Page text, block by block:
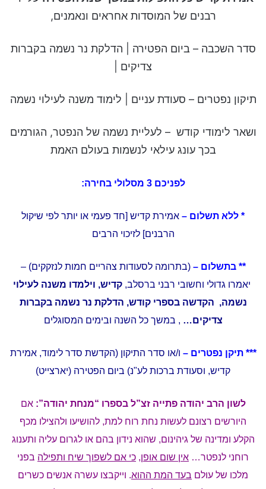
רבנים של המוסדות אחראים ונאמנים,
סדר השכבה – ביום הפטירה | הדלקת נר נשמה בקברות
צדיקים |
תיקון נפטרים – סעודת עניים | לימוד משנה לעילוי נשמה
ושאר לימודי קודש – לעליית נשמה של הנפטר, הגורמים
בכך עונג עילאי לנשמות בעולם האמת
לפניכם 3 מסלולי בחירה:
* ללא תשלום – אמירת קדיש [חד פעמי או יותר לפי שיקול
הרבנים] לזיכוי הרבים
** בתשלום – (בתרומה לסעודות צהריים חמות לנזקקים) –
יאמרו גדולי וחשובי רבני ברסלב, קדיש, וילמדו משנה לעילוי
נשמה, הקדשה בספרי קודש, הדלקת נר נשמה בקברות
צדיקים… , במשך כל השנה ובימים המסוגלים
*** תיקן נפטרים – ו/או סדר התיקון (הקדשת סדר לימוד, אמירת
קדיש, וסעודת ברכות לע"נ) ביום הפטירה (יארצייט)
לשון הרב יהודה פתייה זצ”ל בספרו “מנחת יהודה”:אם
היורשים רצונם לעשות נחת רוח למת, להושיעו ולהצילו מכף
הקלע ומדינה של גיהינום, שהוא נידון בהםאו לגרום עליה ותענוג
רוחני לנפטר… אין שום אופן, כי אם לשפוך שיח ותפילה בפני
מלכו של עולם בעד המת ההוא. וייקבצו עשרה אנשים כשרים